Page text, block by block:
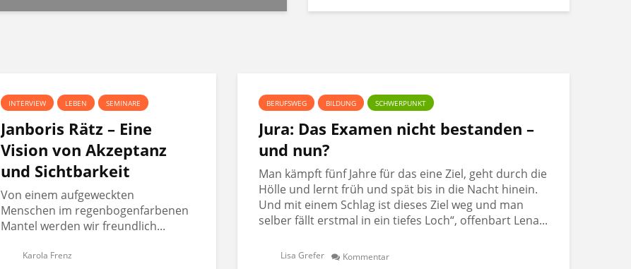
INTERVIEW LEBEN SEMINARE
Janboris Rätz – Eine
Vision von Akzeptanz
und Sichtbarkeit
Von einem aufgeweckten
Menschen im regenbogenfarbenen
Mantel werden wir freundlich...
Karola Frenz
BERUFSWEG BILDUNG SCHWERPUNKT
Jura: Das Examen nicht bestanden –
und nun?
Man kämpft fünf Jahre für das eine Ziel, geht durch die
Hölle und lernt früh und spät bis in die Nacht hinein.
Und mit einem Schlag ist dieses Ziel weg und man
selber fällt erstmal in ein tiefes Loch“, offenbart Lena...
Lisa Grefer Kommentar